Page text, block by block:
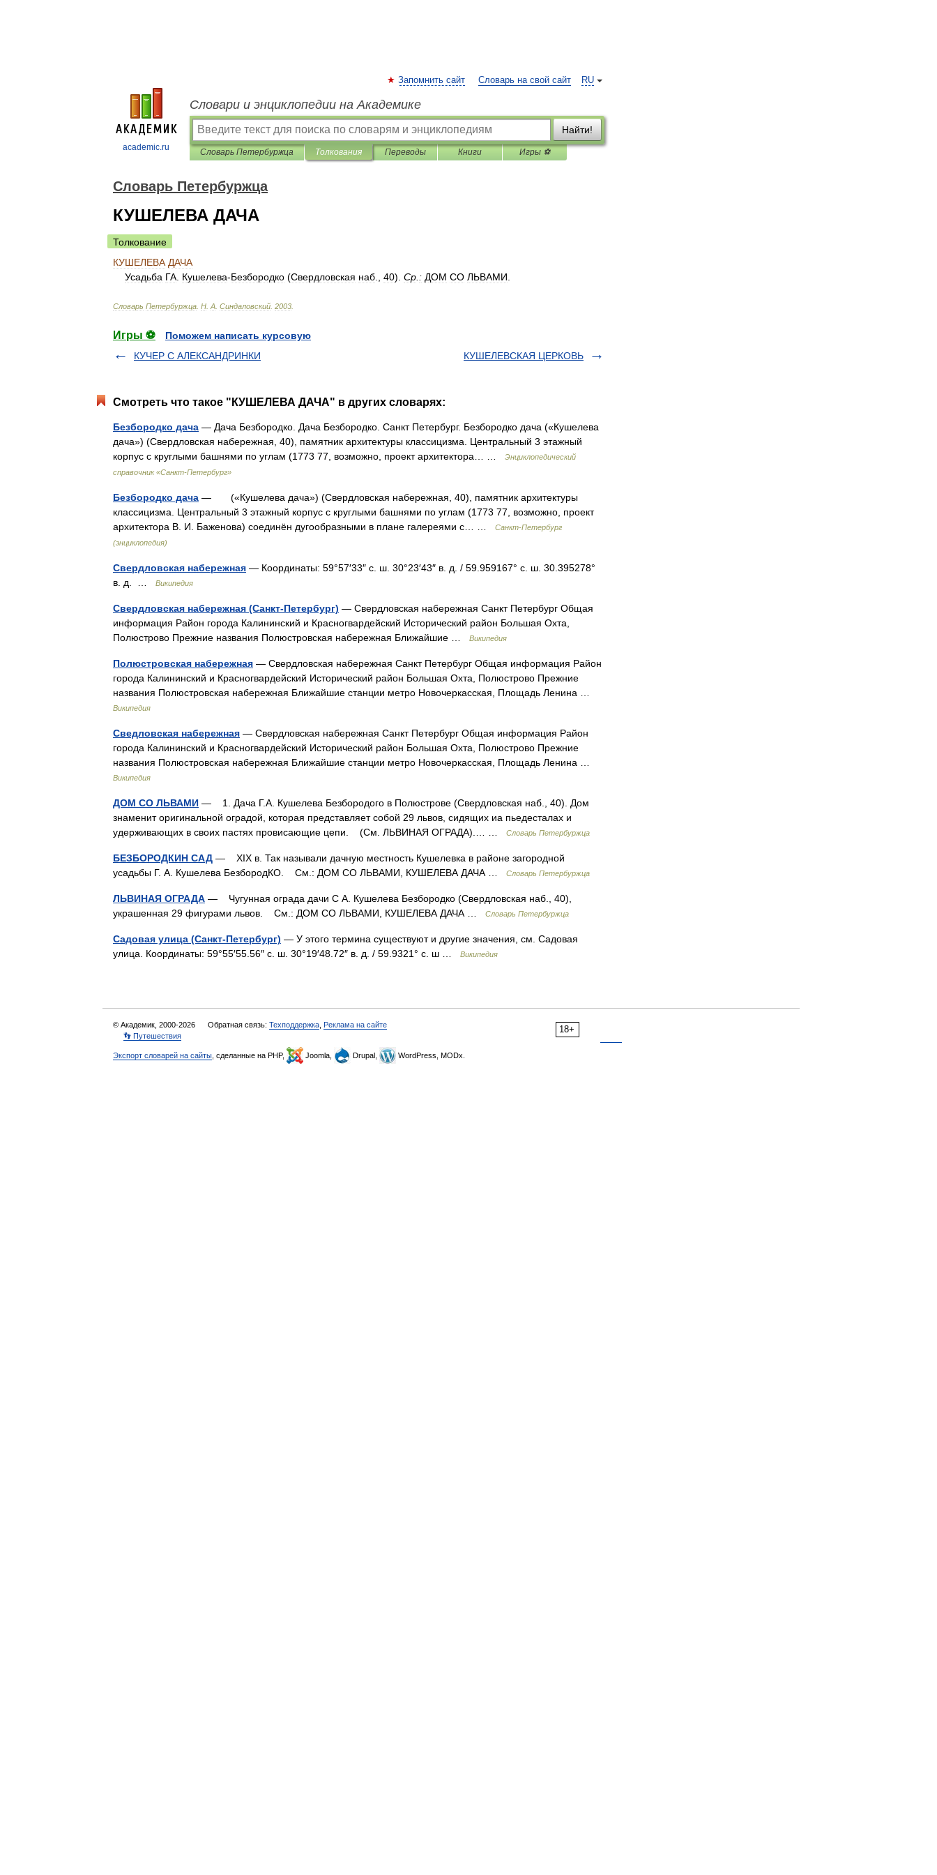
academic.ru
RU
Запомнить сайт Словарь на свой сайт
Словари и энциклопедии на Академике
Найти!
Словарь Петербуржца Толкования Переводы Книги Игры ⚽
Словарь Петербуржца
КУШЕЛЕВА ДАЧА
Толкование
КУШЕЛЕВА ДАЧА
Усадьба ГА Кушелева-Безбородко (Свердловская наб 40). Ср : ДОМ СО ЛЬВАМИ
Словарь Петербуржца Н А Синдаловский 2003
Игры ⚽
Поможем написать курсовую
КУЧЕР С АЛЕКСАНДРИНКИ
КУШЕЛЕВСКАЯ ЦЕРКОВЬ
Смотреть что такое "КУШЕЛЕВА ДАЧА" в других словарях:
Безбородко дача — Дача Безбородко. Дача Безбородко. Санкт Петербург. Безбородко дача («Кушелева
дача») (Свердловская набережная, 40), памятник архитектуры классицизма. Центральный 3 этажный
корпус с круглыми башнями по углам (1773 77, возможно, проект архитектора… …
Энциклопедический
справочник «Санкт-Петербург»
Безбородко дача — («Кушелева дача») (Свердловская набережная, 40), памятник архитектуры
классицизма. Центральный 3 этажный корпус с круглыми башнями по углам (1773 77, возможно, проект
архитектора В. И. Баженова) соединён дугообразными в плане галереями с… …
Санкт-Петербург
(энциклопедия)
Свердловская набережная — Координаты: 59°57′33″ с. ш. 30°23′43″ в. д. / 59.959167° с. ш. 30.395278°
в. д. …
Википедия
Свердловская набережная (Санкт-Петербург) — Свердловская набережная Санкт Петербург Общая
информация Район города Калининский и Красногвардейский Исторический район Большая Охта,
Полюстрово Прежние названия Полюстровская набережная Ближайшие …
Википедия
Полюстровская набережная — Свердловская набережная Санкт Петербург Общая информация Район
города Калининский и Красногвардейский Исторический район Большая Охта, Полюстрово Прежние
названия Полюстровская набережная Ближайшие станции метро Новочеркасская, Площадь Ленина …
Википедия
Сведловская набережная — Свердловская набережная Санкт Петербург Общая информация Район
города Калининский и Красногвардейский Исторический район Большая Охта, Полюстрово Прежние
названия Полюстровская набережная Ближайшие станции метро Новочеркасская, Площадь Ленина …
Википедия
ДОМ СО ЛЬВАМИ — 1. Дача Г.А. Кушелева Безбородого в Полюстрове (Свердловская наб., 40). Дом
знаменит оригинальной оградой, которая представляет собой 29 львов, сидящих иа пьедесталах и
удерживающих в своих пастях провисающие цепи. (См. ЛЬВИНАЯ ОГРАДА).… …
Словарь Петербуржца
БЕЗБОРОДКИН САД — XIX в. Так называли дачную местность Кушелевка в районе загородной
усадьбы Г. А. Кушелева БезбородКО. См.: ДОМ СО ЛЬВАМИ, КУШЕЛЕВА ДАЧА …
Словарь Петербуржца
ЛЬВИНАЯ ОГРАДА — Чугунная ограда дачи С А. Кушелева Безбородко (Свердловская наб., 40),
украшенная 29 фигурами львов. См.: ДОМ СО ЛЬВАМИ, КУШЕЛЕВА ДАЧА …
Словарь Петербуржца
Садовая улица (Санкт-Петербург) — У этого термина существуют и другие значения, см. Садовая
улица. Координаты: 59°55′55.56″ с. ш. 30°19′48.72″ в. д. / 59.9321° с. ш …
Википедия
18+
© Академик, 2000-2026 Обратная связь: Техподдержка Реклама на сайте
👣 Путешествия
Экспорт словарей на сайты , сделанные на PHP, Joomla, Drupal, WordPress, MODx.